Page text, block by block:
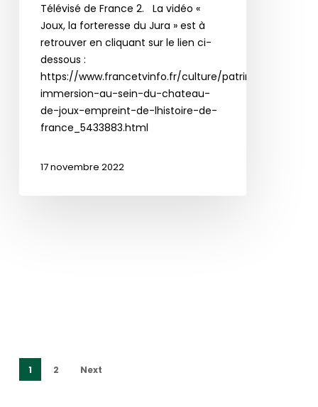
Télévisé de France 2. La vidéo «
Joux, la forteresse du Jura » est à
retrouver en cliquant sur le lien ci-
dessous :
https://www.francetvinfo.fr/culture/patrimoine/jura-
immersion-au-sein-du-chateau-
de-joux-empreint-de-lhistoire-de-
france_5433883.html
17 novembre 2022
1 2 Next